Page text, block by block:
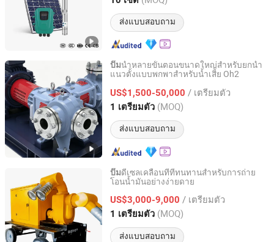
ส่งแบบสอบถาม
ปั๊มน้ำหลายขั้นตอนขนาดใหญ่สำหรับยกน้ำ
แนวตั้งแบบพกพาสำหรับน้ำเสีย Oh2
US$1,500-50,000 / เตรียมตัว
1 เตรียมตัว (MOQ)
ส่งแบบสอบถาม
Jiangsu Huapump Fluid Technology Co., Ltd.
Jiangsu, China อัตราจาก 2026
ปั๊มดีเซลเคลื่อนที่ที่ทนทานสำหรับการถ่าย
โอนน้ำมันอย่างง่ายดาย
US$3,000-9,000 / เตรียมตัว
1 เตรียมตัว (MOQ)
ส่งแบบสอบถาม
Weifang Sunny Power Machinery Co., Ltd.
Shandong, China อัตราจาก 2017